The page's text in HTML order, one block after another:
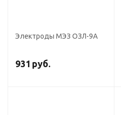
Электроды МЭЗ ОЗЛ-9А
931 руб.